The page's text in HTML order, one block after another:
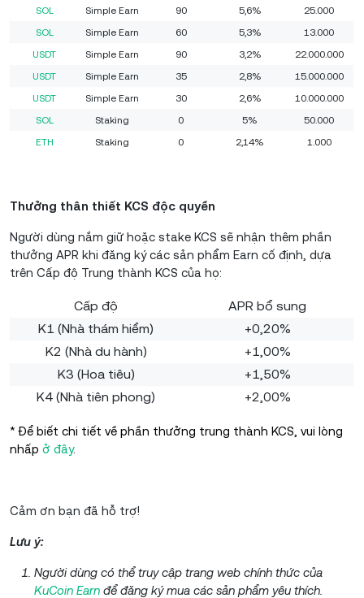
SOL
Simple Earn 90 5,6%
25.000
SOL
Simple Earn 60 5,3%
13.000
USDT
Simple Earn 90 3,2%
22.000.000
USDT
Simple Earn 35 2,8%
15.000.000
USDT
Simple Earn 30 2,6%
10.000.000
SOL
Staking 0 5%
50.000
ETH
Staking 0 2,14% 1.000
Thưởng thân thiết KCS độc quyền
Người dùng nắm giữ hoặc stake KCS sẽ nhận thêm phần
thưởng APR khi đăng ký các sản phẩm Earn cố định, dựa
trên Cấp độ Trung thành KCS của họ:
Cấp độ
APR bổ sung
K1 (Nhà thám hiểm)
+0,20%
K2 (Nhà du hành)
+1,00%
K3 (Hoa tiêu)
+1,50%
K4 (Nhà tiên phong)
+2,00%
* Để biết chi tiết về phần thưởng trung thành KCS, vui lòng
nhấp ở đây.
Cảm ơn bạn đã hỗ trợ!
Lưu ý:
Người dùng có thể truy cập trang web chính thức của
KuCoin Earn để đăng ký mua các sản phẩm yêu thích.